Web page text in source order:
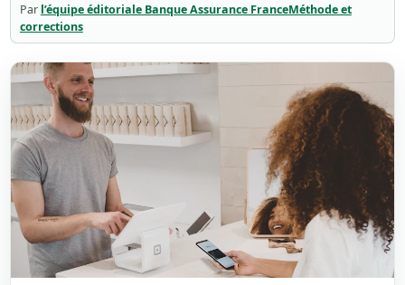
Par l’équipe éditoriale Banque Assurance FranceMéthode et
corrections